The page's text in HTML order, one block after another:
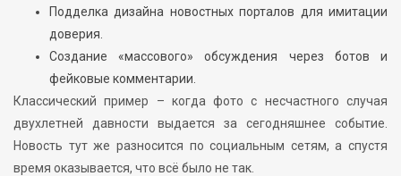
Подделка дизайна новостных порталов для имитации
доверия.
Создание «массового» обсуждения через ботов и
фейковые комментарии.
Классический пример – когда фото с несчастного случая
двухлетней давности выдается за сегодняшнее событие.
Новость тут же разносится по социальным сетям, а спустя
время оказывается, что всё было не так.